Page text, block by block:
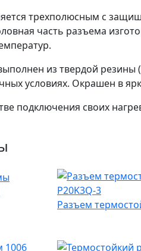
трехполюсным с
часть разъема
из твердой
условиях. Окрашен в
подключения своих
Разъем